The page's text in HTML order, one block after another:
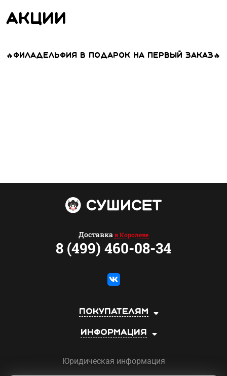
Акции
🔥Филадельфия в подарок на первый заказ🔥
Покупателям
Информация
Доставка в Королеве
8 (499) 460-08-34
Юридическая информация